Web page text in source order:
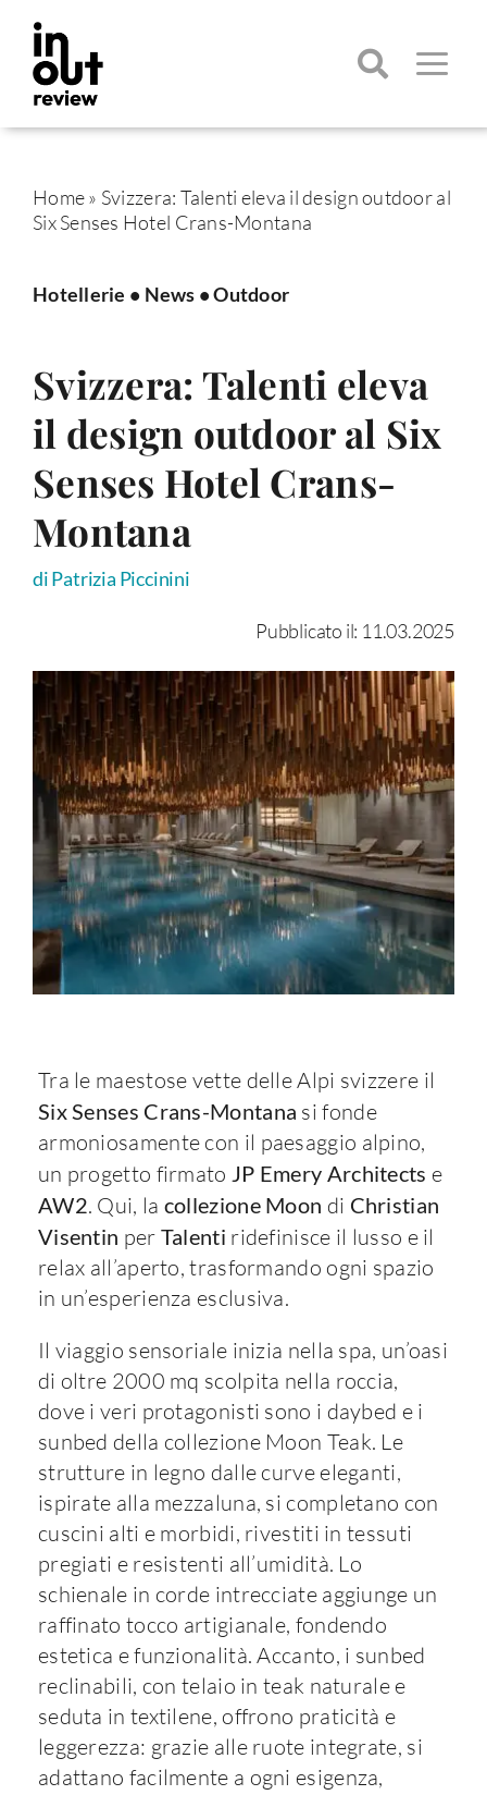
contenuto
Toggle
per:
Home» Svizzera: Talenti eleva il design outdoor al
Six Senses Hotel Crans-Montana
Hotellerie • News •Outdoor
Svizzera: Talenti eleva
il design outdoor al Six
Senses Hotel Crans-
Montana
di Patrizia Piccinini
Pubblicato il: 11.03.2025
Tra le maestose vette delle Alpi svizzere il
Six Senses Crans-Montana si fonde
armoniosamente con il paesaggio alpino,
un progetto firmato JP Emery Architects e
AW2. Qui, la collezione Moon di Christian
Visentin per Talenti ridefinisce il lusso e il
relax all’aperto, trasformando ogni spazio
in un’esperienza esclusiva.
Il viaggio sensoriale inizia nella spa, un’oasi
di oltre 2000 mq scolpita nella roccia,
dove i veri protagonisti sono i daybed e i
sunbed della collezione Moon Teak. Le
strutture in legno dalle curve eleganti,
ispirate alla mezzaluna, si completano con
cuscini alti e morbidi, rivestiti in tessuti
pregiati e resistenti all’umidità. Lo
schienale in corde intrecciate aggiunge un
raffinato tocco artigianale, fondendo
estetica e funzionalità. Accanto, i sunbed
reclinabili, con telaio in teak naturale e
seduta in textilene, offrono praticità e
leggerezza: grazie alle ruote integrate, si
adattano facilmente a ogni esigenza,